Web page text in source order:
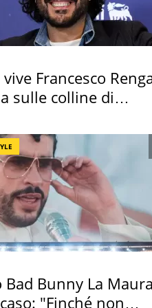
Francesco
sulle colline di
Bad Bunny La Maura
"Finché non